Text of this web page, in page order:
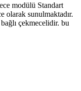
modülü Standart
olarak sunulmaktadır.
çekmecelidir. bu